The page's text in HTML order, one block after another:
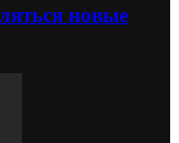
новые